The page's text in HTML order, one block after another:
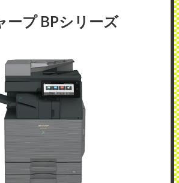
ープ BPシリーズ